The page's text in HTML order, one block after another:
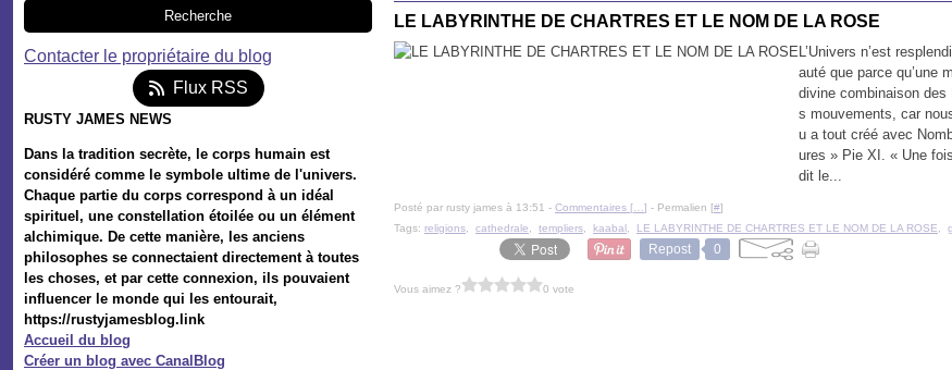
Contacter le propriétaire du blog
Flux RSS
RUSTY JAMES NEWS
Dans la tradition secrète, le corps humain est
considéré comme le symbole ultime de l'univers.
Chaque partie du corps correspond à un idéal
spirituel, une constellation étoilée ou un élément
alchimique. De cette manière, les anciens
philosophes se connectaient directement à toutes
les choses, et par cette connexion, ils pouvaient
influencer le monde qui les entourait,
https://rustyjamesblog.link
Accueil du blog
Créer un blog avec CanalBlog
LE LABYRINTHE DE CHARTRES ET LE NOM DE LA ROSE
L’Univers n’est
auté que parce qu’une
divine combinaison des
s mouvements, car
u a tout créé avec
ures » Pie XI. « Une
dit le...
Posté par rusty james à 13:51 - Commentaires [ ] - Permalien [#]
Tags: religions cathedrale templiers kaabal LE LABYRINTHE DE CHARTRES ET LE NOM DE LA ROSE
Repost 0
Vous aimez ? 0 vote